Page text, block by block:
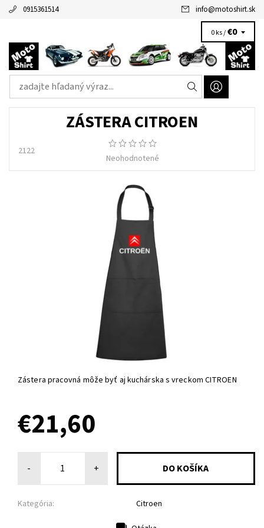
0915361514 info@motoshirt.sk
0 ks /€0
ZÁSTERA CITROEN
2122
Neohodnotené
Zástera pracovná môže byť aj kuchárska s vreckom CITROEN
€21,60
- +
Kategória: Citroen